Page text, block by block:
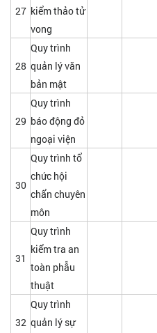
27 kiểm thảo tử
vong
28
Quy trình
quản lý văn
bản mật
29
Quy trình
báo động đỏ
ngoại viện
30
Quy trình tổ
chức hội
chẩn chuyên
môn
31
Quy trình
kiểm tra an
toàn phẫu
thuật
32
Quy trình
quản lý sự